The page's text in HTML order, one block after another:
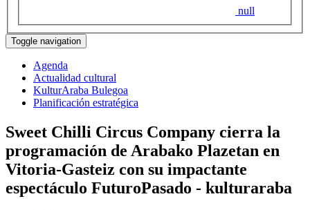
null
Toggle navigation
Agenda
Actualidad cultural
KulturAraba Bulegoa
Planificación estratégica
Sweet Chilli Circus Company cierra la
programación de Arabako Plazetan en
Vitoria-Gasteiz con su impactante
espectáculo FuturoPasado - kulturaraba